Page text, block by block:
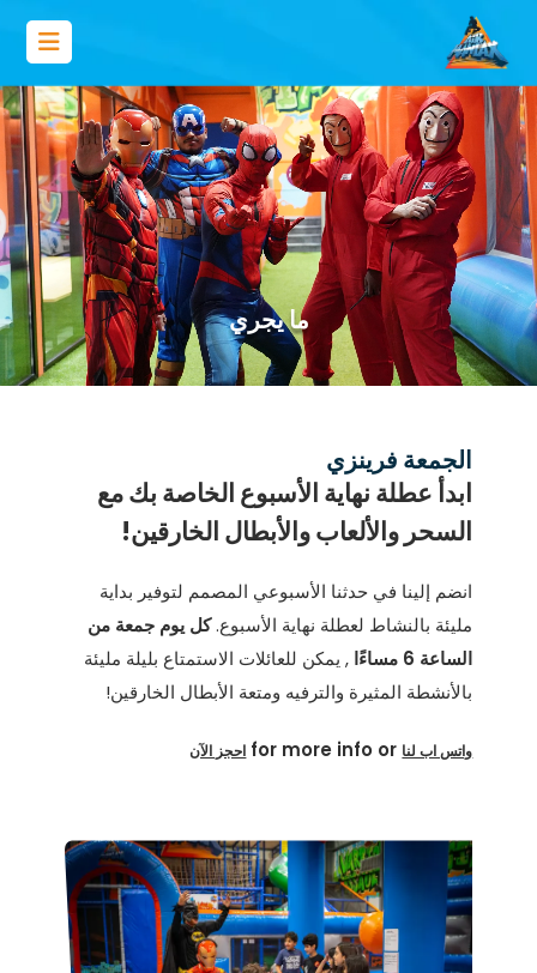
ما يجري
الجمعة فرينزي
ابدأ عطلة نهاية الأسبوع الخاصة بك مع
السحر والألعاب والأبطال الخارقين!
انضم إلينا في حدثنا الأسبوعي المصمم لتوفير بداية
مليئة بالنشاط لعطلة نهاية الأسبوع.كل يوم جمعة من
الساعة 6 مساءًا
, يمكن للعائلات الاستمتاع بليلة مليئة
بالأنشطة المثيرة والترفيه ومتعة الأبطال الخارقين!
واتس اب لنا احجز الآن